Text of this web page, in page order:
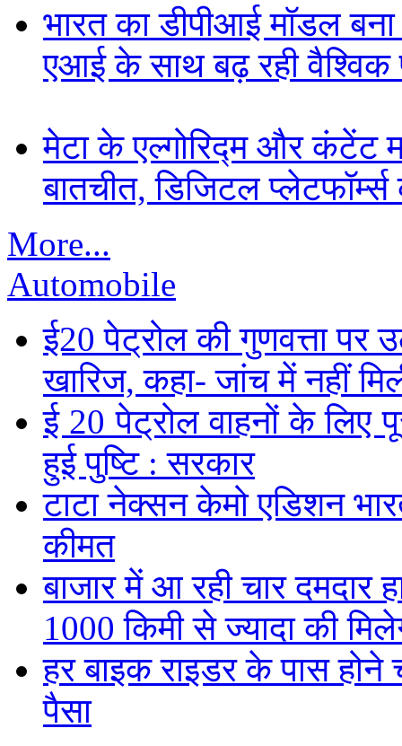
भारत का डीपीआई मॉडल
एआई के साथ बढ़ रही वैश्विक
मेटा के एल्गोरिद्म और कंटेंट
बातचीत, डिजिटल प्लेटफॉर्म्स
More...
Automobile
ई20 पेट्रोल की गुणवत्ता पर
खारिज, कहा- जांच में नहीं
ई 20 पेट्रोल वाहनों के लिए
हुई पुष्टि : सरकार
टाटा नेक्सन केमो एडिशन
कीमत
बाजार में आ रही चार दमदार
1000 किमी से ज्यादा की
हर बाइक राइडर के पास होने
पैसा